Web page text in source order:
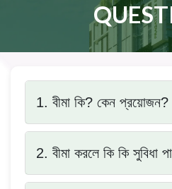
1. বীমা কি? কেন প্রয়োজন?
2. বীমা করলে কি কি সুবিধা